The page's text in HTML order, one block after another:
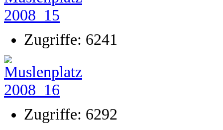
Zugriffe: 6241
Zugriffe: 6292